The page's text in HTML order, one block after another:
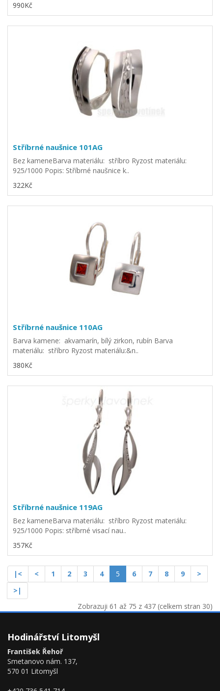
990Kč
Stříbrné naušnice 101AG
Bez kameneBarva materiálu: stříbro Ryzost materiálu:
925/1000 Popis: Stříbrné naušnice k..
322Kč
Stříbrné naušnice 110AG
Barva kamene: akvamarín, bílý zirkon, rubín Barva
materiálu: stříbro Ryzost materiálu:&n..
380Kč
Stříbrné naušnice 119AG
Bez kameneBarva materiálu: stříbro Ryzost materiálu:
925/1000 Popis: stříbrné visací nau..
357Kč
|< < 1 2 3 4 5 6 7 8 9
>
>|
Zobrazuji 61 až 75 z 437 (celkem stran 30)
Hodinářství Litomyšl
František Řehoř
Smetanovo nám. 137,
570 01 Litomyšl